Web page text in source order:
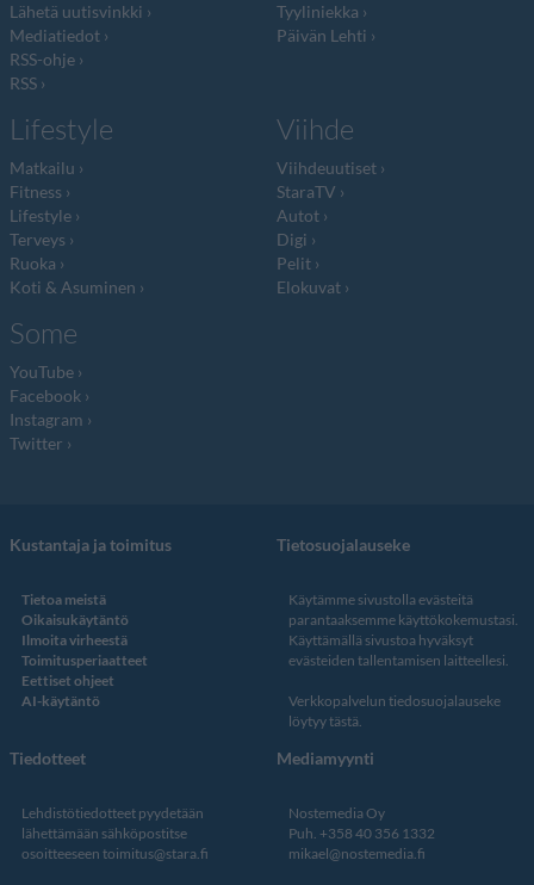
Lähetä uutisvinkki
Mediatiedot
RSS-ohje
RSS
Tyyliniekka
Päivän Lehti
Lifestyle
Matkailu
Fitness
Lifestyle
Terveys
Ruoka
Koti & Asuminen
Viihde
Viihdeuutiset
StaraTV
Autot
Digi
Pelit
Elokuvat
Some
YouTube
Facebook
Instagram
Twitter
Kustantaja ja toimitus
Tietoa meistä
Oikaisukäytäntö
Ilmoita virheestä
Toimitusperiaatteet
Eettiset ohjeet
AI-käytäntö
Tietosuojalauseke
Käytämme sivustolla evästeitä
parantaaksemme käyttökokemustasi.
Käyttämällä sivustoa hyväksyt
evästeiden tallentamisen laitteellesi.
Verkkopalvelun tiedosuojalauseke
löytyy tästä.
Tiedotteet
Lehdistötiedotteet pyydetään
lähettämään sähköpostitse
osoitteeseen toimitus@stara.fi
Mediamyynti
Nostemedia Oy
Puh. +358 40 356 1332
mikael@nostemedia.fi